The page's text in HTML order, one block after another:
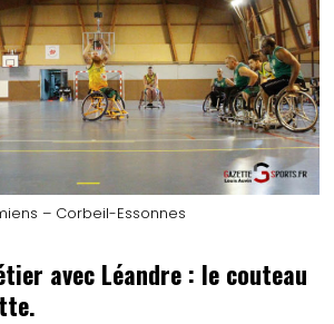
– Corbeil-Essonnes
avec Léandre : le couteau